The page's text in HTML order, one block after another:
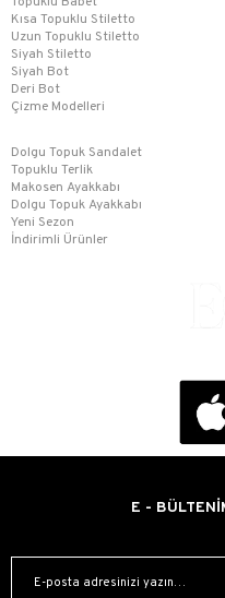
Kısa Topuklu Stiletto
Uzun Topuklu Stiletto
Siyah Stiletto
Siyah Bot
Deri Bot
Çizme Modelleri
Dolgu Topuk Sandalet
Topuklu Terlik
Makosen Ayakkabı
Dolgu Topuk Ayakkabı
Yeni Sezon
İndirimli Ürünler
E -